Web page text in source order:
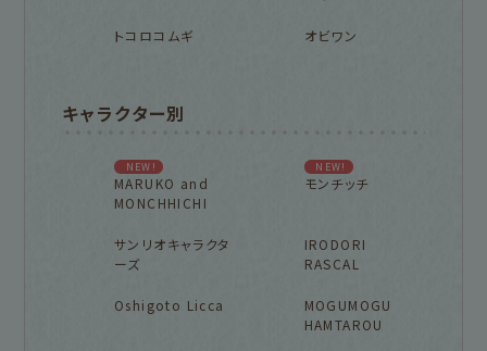
トコロコムギ オビワン
キャラクター別
NEW!
MARUKO and
MONCHHICHI
NEW!
モンチッチ
サンリオキャラクタ
ーズ
IRODORI
RASCAL
Oshigoto Licca
MOGUMOGU
HAMTAROU